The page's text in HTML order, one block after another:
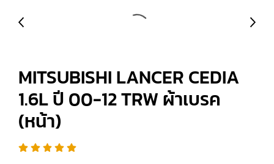
MITSUBISHI LANCER CEDIA
1.6L ปี 00-12 TRW ผ้าเบรค
(หน้า)